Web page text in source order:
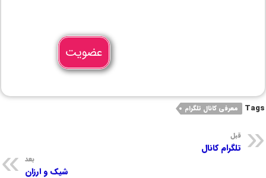
عضویت
Tags معرفی کانال تلگرام
قبل
تلگرام کانال
بعد
شیک و ارزان